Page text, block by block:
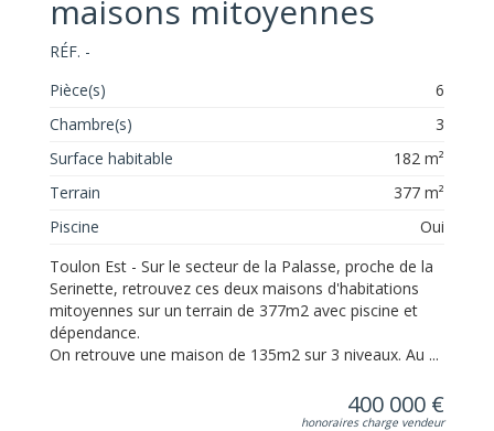
maisons mitoyennes
RÉF. -
Pièce(s)
6
Chambre(s)
3
Surface habitable
182 m²
Terrain
377 m²
Piscine
Oui
Toulon Est - Sur le secteur de la Palasse, proche de la
Serinette, retrouvez ces deux maisons d'habitations
mitoyennes sur un terrain de 377m2 avec piscine et
dépendance.
On retrouve une maison de 135m2 sur 3 niveaux. Au ...
400 000 €
honoraires charge vendeur